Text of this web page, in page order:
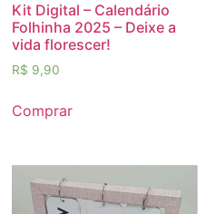
Kit Digital – Calendário
Folhinha 2025 – Deixe a
vida florescer!
R$ 9,90
Comprar